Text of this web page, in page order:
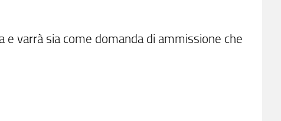
e varrà sia come domanda di ammissione che